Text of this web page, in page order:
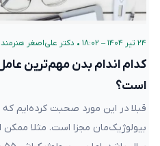
۲۴ تیر ۱۴۰۴ – ۱۸:۰۲ • دکتر علی‌اصغر هنرمند
کدام اندام بدن مهم‌ترین
است؟
قبلا در این مورد صحبت کرده‌ایم